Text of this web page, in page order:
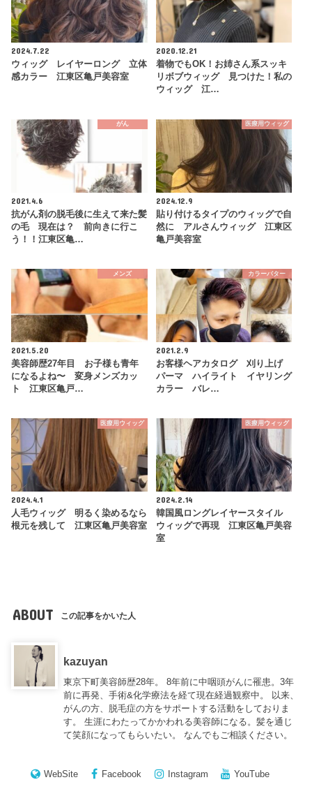
2024.7.22
ウィッグ レイヤーロング 立体
感カラー 江東区亀戸美容室
2020.12.21
着物でもOK！お姉さん系スッキ
リボブウィッグ 見つけた！私の
ウィッグ 江…
がん
2021.4.6
抗がん剤の脱毛後に生えて来た髪
の毛 現在は？ 前向きに行こ
う！！江東区亀…
医療用ウィッグ
2024.12.9
貼り付けるタイプのウィッグで自
然に アルさんウィッグ 江東区
亀戸美容室
メンズ
2021.5.20
美容師歴27年目 お子様も青年
になるよね〜 変身メンズカッ
ト 江東区亀戸…
カラーバター
2021.2.9
お客様ヘアカタログ 刈り上げ
パーマ ハイライト イヤリング
カラー バレ…
医療用ウィッグ
2024.4.1
人毛ウィッグ 明るく染めるなら
根元を残して 江東区亀戸美容室
医療用ウィッグ
2024.2.14
韓国風ロングレイヤースタイル
ウィッグで再現 江東区亀戸美容
室
ABOUT この記事をかいた人
kazuyan
東京下町美容師歴28年。 8年前に中咽頭がんに罹患。3年
前に再発、手術&化学療法を経て現在経過観察中。 以来、
がんの方、脱毛症の方をサポートする活動をしておりま
す。 生涯にわたってかかわれる美容師になる。髪を通じ
て笑顔になってもらいたい。 なんでもご相談ください。
WebSite Facebook Instagram YouTube